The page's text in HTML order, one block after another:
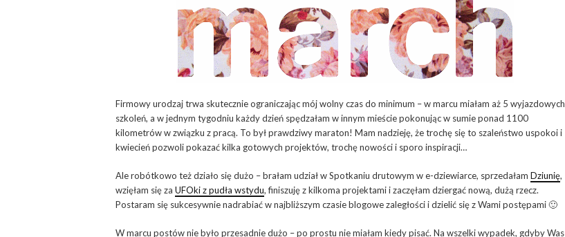
Firmowy urodzaj trwa skutecznie ograniczając mój wolny czas do minimum – w marcu miałam aż 5 wyjazdowych
szkoleń, a w jednym tygodniu każdy dzień spędzałam w innym mieście pokonując w sumie ponad 1100
kilometrów w związku z pracą. To był prawdziwy maraton! Mam nadzieję, że trochę się to szaleństwo uspokoi i
kwiecień pozwoli pokazać kilka gotowych projektów, trochę nowości i sporo inspiracji…
Ale robótkowo też działo się dużo – brałam udział w Spotkaniu drutowym w e-dziewiarce, sprzedałam Dziunię,
wzięłam się za UFOki z pudła wstydu, finiszuję z kilkoma projektami i zaczęłam dziergać nową, dużą rzecz.
Postaram się sukcesywnie nadrabiać w najbliższym czasie blogowe zaległości i dzielić się z Wami postępami 🙂
W marcu postów nie było przesadnie dużo – po prostu nie miałam kiedy pisać. Na wszelki wypadek, gdyby Was